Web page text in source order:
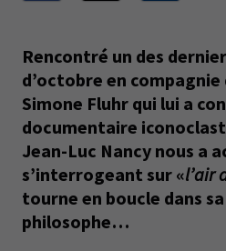
Rencontré un des
d’octobre en
Simone Fluhr qui lui a
documentaire
Jean-Luc Nancy nous a
s’interrogeant sur «l’air
tourne en boucle dans
philosophe…